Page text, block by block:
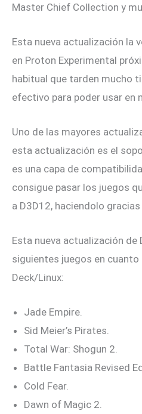
Master Chief Collection y
Esta nueva actualización la
en Proton Experimental
habitual que tarden mucho
efectivo para poder usar en
Uno de las mayores
esta actualización es el
es una capa de
consigue pasar los juegos
a D3D12, haciendolo gracias
Esta nueva actualización de
siguientes juegos en
Deck/Linux:
Jade Empire.
Sid Meier’s Pirates.
Total War: Shogun 2.
Battle Fantasia Revised
Cold Fear.
Dawn of Magic 2.